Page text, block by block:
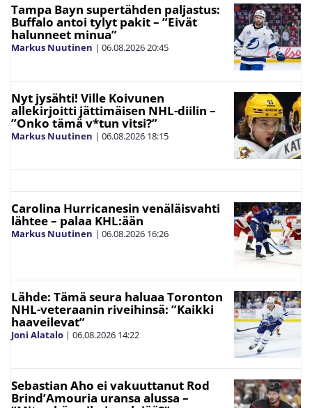
Tampa Bayn supertähden paljastus:
Buffalo antoi tylyt pakit – ”Eivät
halunneet minua”
Markus Nuutinen | 06.08.202620:45
Nyt jysähti! Ville Koivunen
allekirjoitti jättimäisen NHL-diilin –
”Onko tämä v*tun vitsi?”
Markus Nuutinen | 06.08.2026 18:15
Carolina Hurricanesin venäläisvahti
lähtee – palaa KHL:ään
Markus Nuutinen | 06.08.2026 16:26
Lähde: Tämä seura haluaa Toronton
NHL-veteraanin riveihinsä: ”Kaikki
haaveilevat”
Joni Alatalo | 06.08.2026 14:22
Sebastian Aho ei vakuuttanut Rod
Brind’Amouria uransa alussa –